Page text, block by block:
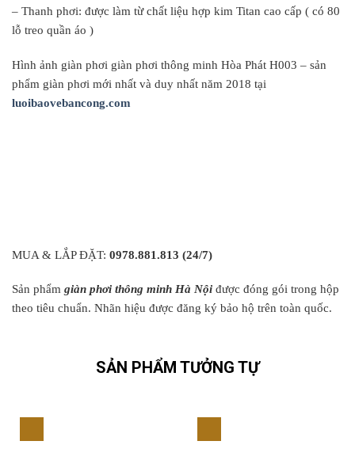
– Thanh phơi: được làm từ chất liệu hợp kim Titan cao cấp ( có 80
lỗ treo quần áo )
Hình ảnh giàn phơi giàn phơi thông minh Hòa Phát H003 – sản
phẩm giàn phơi mới nhất và duy nhất năm 2018 tại
luoibaovebancong.com
MUA & LẮP ĐẶT: 0978.881.813 (24/7)
Sản phẩm giàn phơi thông minh Hà Nội được đóng gói trong hộp
theo tiêu chuẩn. Nhãn hiệu được đăng ký bảo hộ trên toàn quốc.
SẢN PHẨM TƯỞNG TỰ